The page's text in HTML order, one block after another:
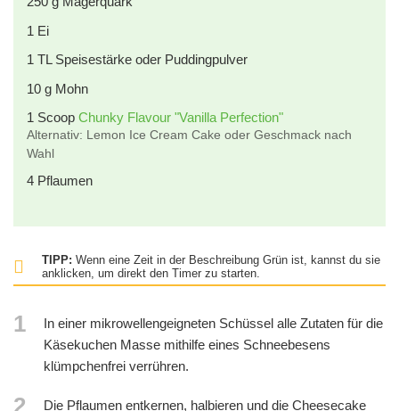
1 Ei
1 TL Speisestärke oder Puddingpulver
10 g Mohn
1 Scoop Chunky Flavour "Vanilla Perfection"
Alternativ: Lemon Ice Cream Cake oder Geschmack nach
Wahl
4 Pflaumen
TIPP: Wenn eine Zeit in der Beschreibung Grün ist, kannst du sie
anklicken, um direkt den Timer zu starten.
1
In einer mikrowellengeigneten Schüssel alle Zutaten für die
Käsekuchen Masse mithilfe eines Schneebesens
klümpchenfrei verrühren.
Die Pflaumen entkernen, halbieren und die Cheesecake